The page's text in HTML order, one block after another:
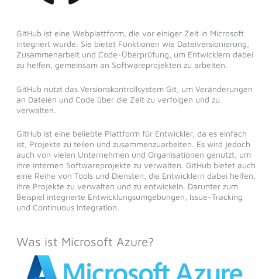
GitHub ist eine Webplattform, die vor einiger Zeit in Microsoft
integriert wurde. Sie bietet Funktionen wie Dateiversionierung,
Zusammenarbeit und Code-Überprüfung, um Entwicklern dabei
zu helfen, gemeinsam an Softwareprojekten zu arbeiten.
GitHub nutzt das Versionskontrollsystem Git, um Veränderungen
an Dateien und Code über die Zeit zu verfolgen und zu
verwalten.
GitHub ist eine beliebte Plattform für Entwickler, da es einfach
ist, Projekte zu teilen und zusammenzuarbeiten. Es wird jedoch
auch von vielen Unternehmen und Organisationen genutzt, um
ihre internen Softwareprojekte zu verwalten. GitHub bietet auch
eine Reihe von Tools und Diensten, die Entwicklern dabei helfen,
ihre Projekte zu verwalten und zu entwickeln. Darunter zum
Beispiel integrierte Entwicklungsumgebungen, Issue-Tracking
und Continuous Integration.
Was ist Microsoft Azure?